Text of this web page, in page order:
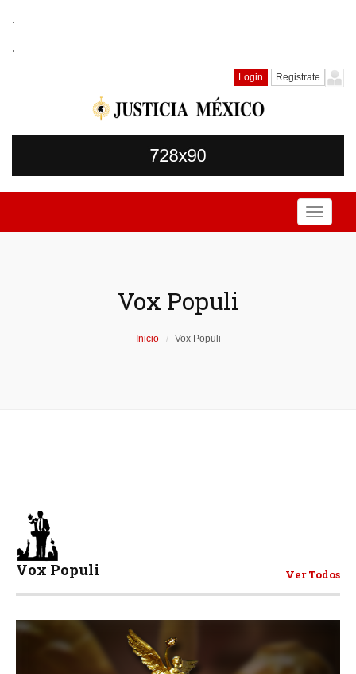
.
.
Login Registrate
Toggle
Vox Populi
Inicio Vox Populi
Vox Populi Ver Todos